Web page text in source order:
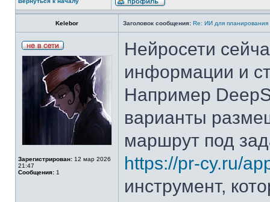
Kelebor Заголовок сообщения: Re: ИИ для планирования
Зарегистрирован: 12 мар 2026
21:47
Сообщения: 1
Нейросети
информации и
Например
варианты
маршрут под
https://pr-cy.ru/
инструмент,